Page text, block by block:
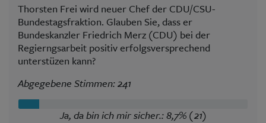
Thorsten Frei wird neuer Chef der CDU/CSU-
Bundestagsfraktion. Glauben Sie, dass er
Bundeskanzler Friedrich Merz (CDU) bei der
Regierngsarbeit positiv erfolgsversprechend
unterstüzen kann?
Abgegebene Stimmen: 241
Ja, da bin ich mir sicher.: 8,7% (21)